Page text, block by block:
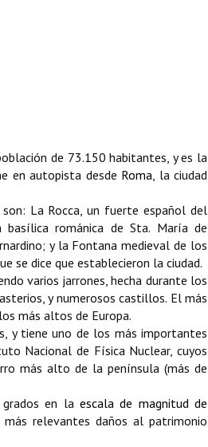
de 73.150 habitantes, y es la
en autopista desde Roma, la ciudad
son: La Rocca, un fuerte español del
basílica románica de Sta. María de
y la Fontana medieval de los
se dice que establecieron la ciudad.
varios jarrones, hecha durante los
y numerosos castillos. El más
más altos de Europa.
y tiene uno de los más importantes
Nacional de Física Nuclear, cuyos
más alto de la península (más de
en laescala de magnitud de
relevantes daños al patrimonio